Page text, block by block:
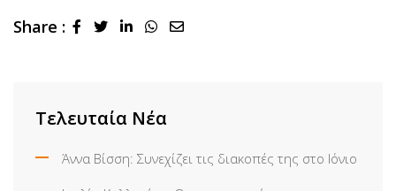
Share : LinkedInWhatsapp
Share
Τελευταία Νέα
Άννα Βίσση: Συνεχίζει τις διακοπές της στο Ιόνιο